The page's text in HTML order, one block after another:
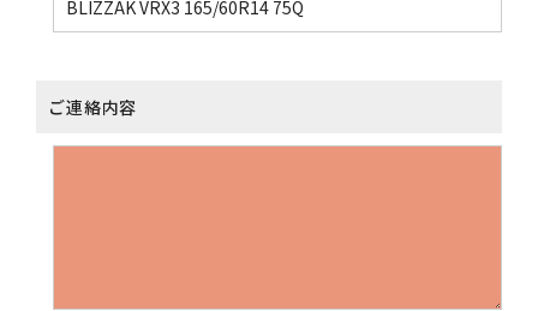
ご連絡内容